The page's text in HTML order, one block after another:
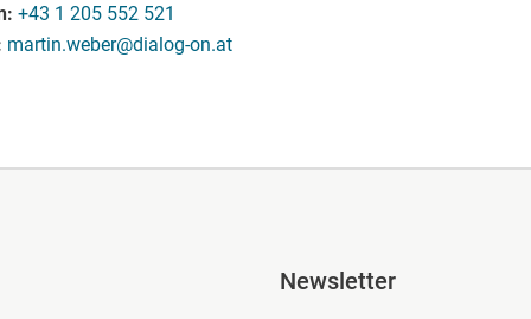
+43 1 205 552 521
martin.weber@dialog-on.at
Fusszeile
Newsletter